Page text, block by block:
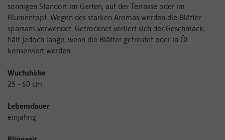
sonnigen Standort im Garten, auf der Terrasse oder im
Blumentopf. Wegen des starken Aromas werden die Blätter
sparsam verwendet. Getrocknet verliert sich der Geschmack,
hält jedoch lange, wenn die Blätter gefrostet oder in Öl
konserviert werden.
Wuchshöhe
25 - 60 cm
Lebensdauer
einjährig